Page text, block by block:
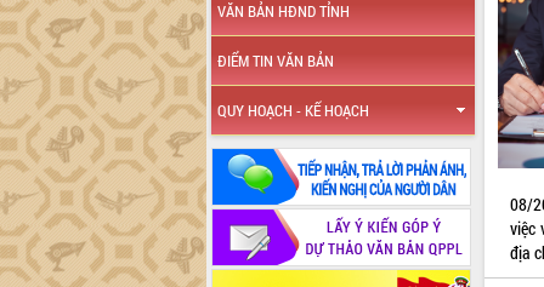
VĂN BẢN HĐND TỈNH
ĐIỂM TIN VĂN BẢN
QUY HOẠCH - KẾ HOẠCH
08/
việc
địa